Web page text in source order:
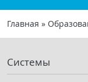
НОВОЕ НА
СООБЩЕСТВО
Вы здесь
Главная »
Системы